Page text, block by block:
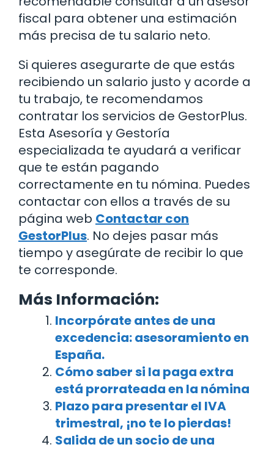
fiscal para obtener una estimación
más precisa de tu salario neto.
Si quieres asegurarte de que estás
recibiendo un salario justo y acorde a
tu trabajo, te recomendamos
contratar los servicios de GestorPlus.
Esta Asesoría y Gestoría
especializada te ayudará a verificar
que te están pagando
correctamente en tu nómina. Puedes
contactar con ellos a través de su
página web Contactar con
GestorPlus. No dejes pasar más
tiempo y asegúrate de recibir lo que
te corresponde.
Más Información:
Incorpórate antes de una
excedencia: asesoramiento en
España.
Cómo saber si la paga extra
está prorrateada en la nómina
Plazo para presentar el IVA
trimestral, ¡no te lo pierdas!
Salida de un socio de una